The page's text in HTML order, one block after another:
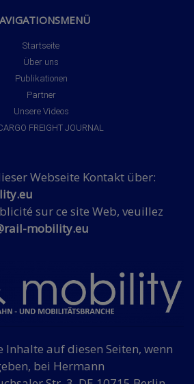
Startseite
Über uns
Publikationen
Partner
Unsere Videos
FREIGHT JOURNAL
Webseite Kontakt über:
sur ce site Web, veuillez
mobility.eu
Inhalte auf diesen Seiten, wenn
bei Hermann